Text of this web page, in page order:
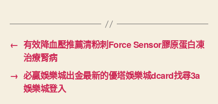
← 有效降血壓推薦清粉刺Force Sensor膠原蛋白凍
治療腎病
→ 必贏娛樂城出金最新的優塔娛樂城dcard找尋3a
娛樂城登入